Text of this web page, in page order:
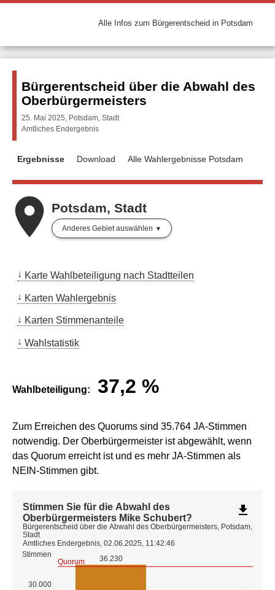
Alle Infos zum Bürgerentscheid in Potsdam
Bürgerentscheid über die Abwahl des
Oberbürgermeisters
25. Mai 2025, Potsdam, Stadt
Amtliches Endergebnis
Ergebnisse Download Alle Wahlergebnisse Potsdam
placePotsdam, Stadt
Anderes Gebiet auswählen
Karte Wahlbeteiligung nach Stadtteilen
Karten Wahlergebnis
Karten Stimmenanteile
Wahlstatistik
Wahlbeteiligung: 37,2 %
Zum Erreichen des Quorums sind 35.764 JA-Stimmen
notwendig. Der Oberbürgermeister ist abgewählt, wenn
das Quorum erreicht ist und es mehr JA-Stimmen als
NEIN-Stimmen gibt.
30.000
Stimmen
36.230
Quorum
Stimmen Sie für die Abwahl des
Oberbürgermeisters Mike Schubert?
Bürgerentscheid über die Abwahl des Oberbürgermeisters, Potsdam,
Stadt
Amtliches Endergebnis, 02.06.2025, 11:42:46
file_download